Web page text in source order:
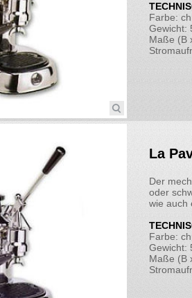
Farbe:
Gewicht:
Maße (B
La
Der
oder
wie auch
Farbe:
Gewicht:
Maße (B